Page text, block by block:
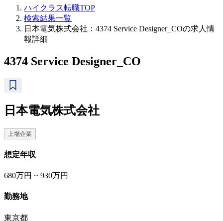
ハイクラス転職TOP
検索結果一覧
日本電気株式会社：4374 Service Designer_COの求人情
報詳細
4374 Service Designer_CO
日本電気株式会社
上場企業
想定年収
680万円 ~ 930万円
勤務地
東京都